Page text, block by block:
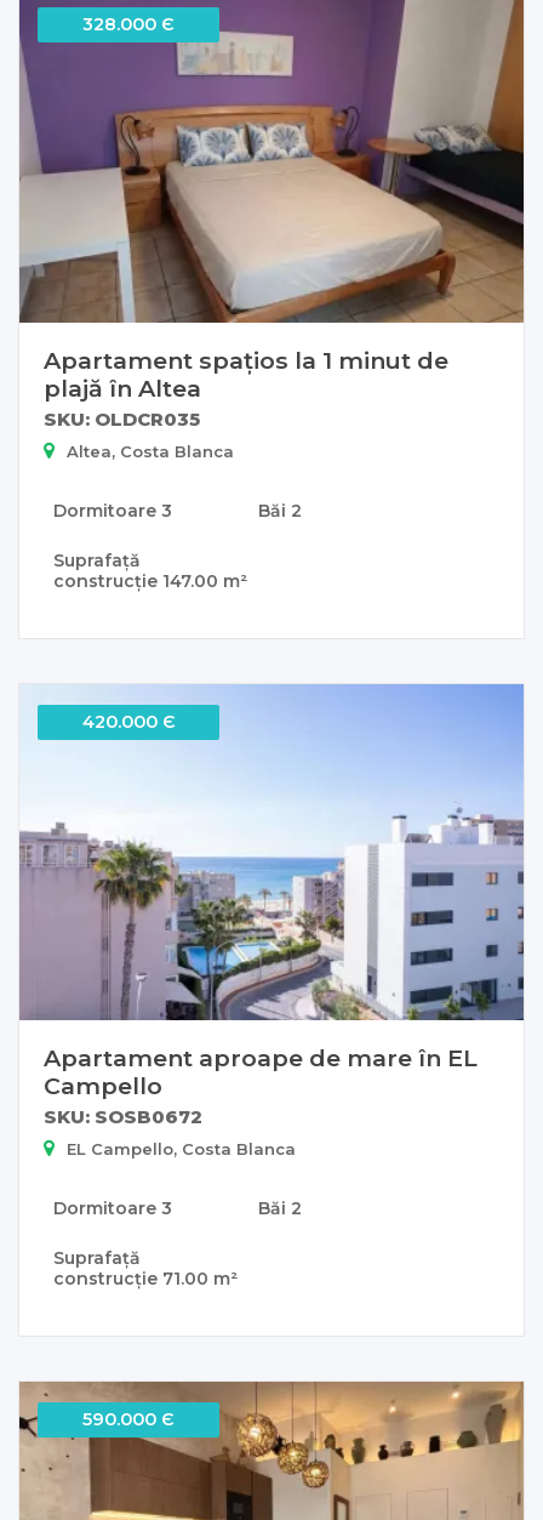
328.000 Є
Apartament spațios la 1 minut de
plajă în Altea
SKU: OLDCR035
Altea, Costa Blanca
Dormitoare 3 Băi 2
Suprafață
construcție 147.00 m²
420.000 Є
Apartament aproape de mare în EL
Campello
SKU: SOSB0672
EL Campello, Costa Blanca
Dormitoare 3 Băi 2
Suprafață
construcție 71.00 m²
590.000 Є